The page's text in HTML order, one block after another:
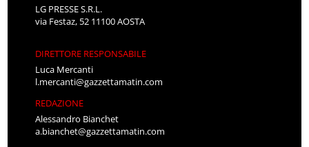
LG PRESSE S.R.L.
via Festaz, 52 11100 AOSTA
DIRETTORE RESPONSABILE
Luca Mercanti
l.mercanti@gazzettamatin.com
REDAZIONE
Alessandro Bianchet
a.bianchet@gazzettamatin.com